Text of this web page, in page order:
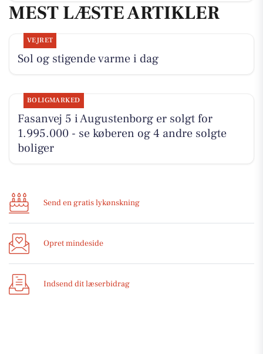
MEST LÆSTE ARTIKLER
VEJRET
Sol og stigende varme i dag
BOLIGMARKED
Fasanvej 5 i Augustenborg er solgt for
1.995.000 - se køberen og 4 andre solgte
boliger
Send en gratis lykønskning
Opret mindeside
Indsend dit læserbidrag